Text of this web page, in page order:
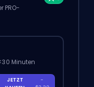
PRO-
Minuten
JETZT
-